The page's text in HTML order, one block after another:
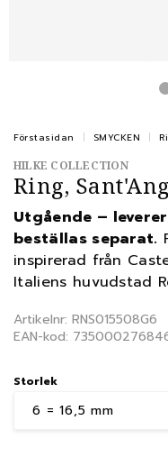
Förstasidan SMYCKEN
HILKE COLLECTION
Ring,
Utgående –
beställas separat.
inspirerad från
Italiens huvudstad
Artikelnr: RNS015508G6
EAN-kod:
Storlek